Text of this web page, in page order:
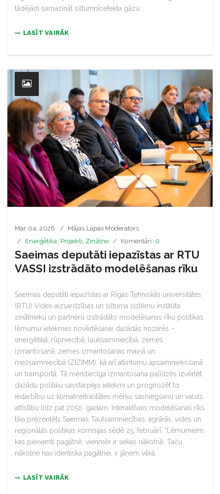
tādējādi samazināt siltumnīcefekta gāzu.
LASĪT VAIRĀK
Mar 04, 2026
Mājas Lapas Moderators
Enerģētika Projekti Zinātne Komentāri: 0
Saeimas deputāti iepazīstas ar RTU
VASSI izstrādāto modelēšanas rīku
Saeimas deputāti iepazīstas ar Rīgas Tehniskās universitātes
(RTU) Vides aizsardzības un siltuma sistēmu institūta
zinātnieku un partneru izstrādāto modelēšanas rīku politikas
lēmumu ietekmes novērtēšanai dažādās nozarēs –
enerģētikā, rūpniecībā, lauksaimniecībā, zemes
izmantošanā, zemes izmantošanas maiņā un
mežsaimniecībā (ZIZIMM), kā arī atkritumu apsaimniekošanā
un transportā. Tā mērķtiecīga izmantošana palīdzēs izvērtēt
dažādu politiku savstarpējo ietekmi un prognozēt to
iedarbību uz klimatneitralitātes mērķu sasniegšanu un valsts
attīstību līdz pat 2050. gadam. Interaktīvais modelēšanas rīks
tika prezentēts Saeimas Tautsaimniecības, agrārās, vides un
reģionālās politikas komisijas sēdē 25. februārī. “Lēmumiem,
kas pieņemti pagātnē, vienmēr ir sekas nākotnē. Taču
nākotne nav identiska pagātnei, ir jāņem vērā.
LASĪT VAIRĀK